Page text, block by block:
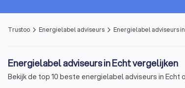
Trustoo arrow_forward_ios Energielabel adviseurs arrow_forward_ios Energielabel adviseurs
Energielabel adviseurs in Echt vergelijken
Bekijk de top 10 beste energielabel adviseurs in